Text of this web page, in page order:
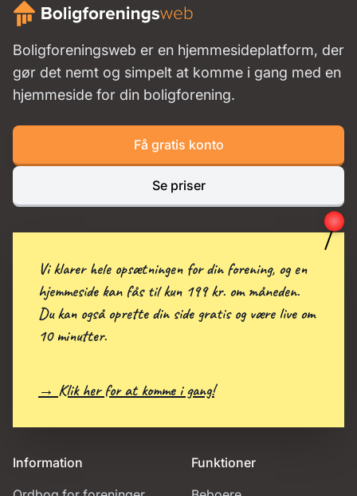
Boligforeningsweb er en hjemmesideplatform, der
gør det nemt og simpelt at komme i gang med en
hjemmeside for din boligforening.
Få gratis konto
Se priser
Information
Funktioner
Vi klarer hele opsætningen for din forening, og en
hjemmeside kan fås til kun 199 kr. om måneden.
Du kan også oprette din side gratis og være live om
10 minutter.
→ Klik her for at komme i gang!